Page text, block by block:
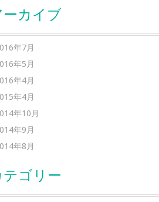
カイブ
年7月
年5月
年4月
年4月
年10月
年9月
年8月
ゴリー